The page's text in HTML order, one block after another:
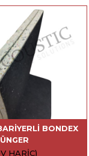
BONDEX
HARIÇ)